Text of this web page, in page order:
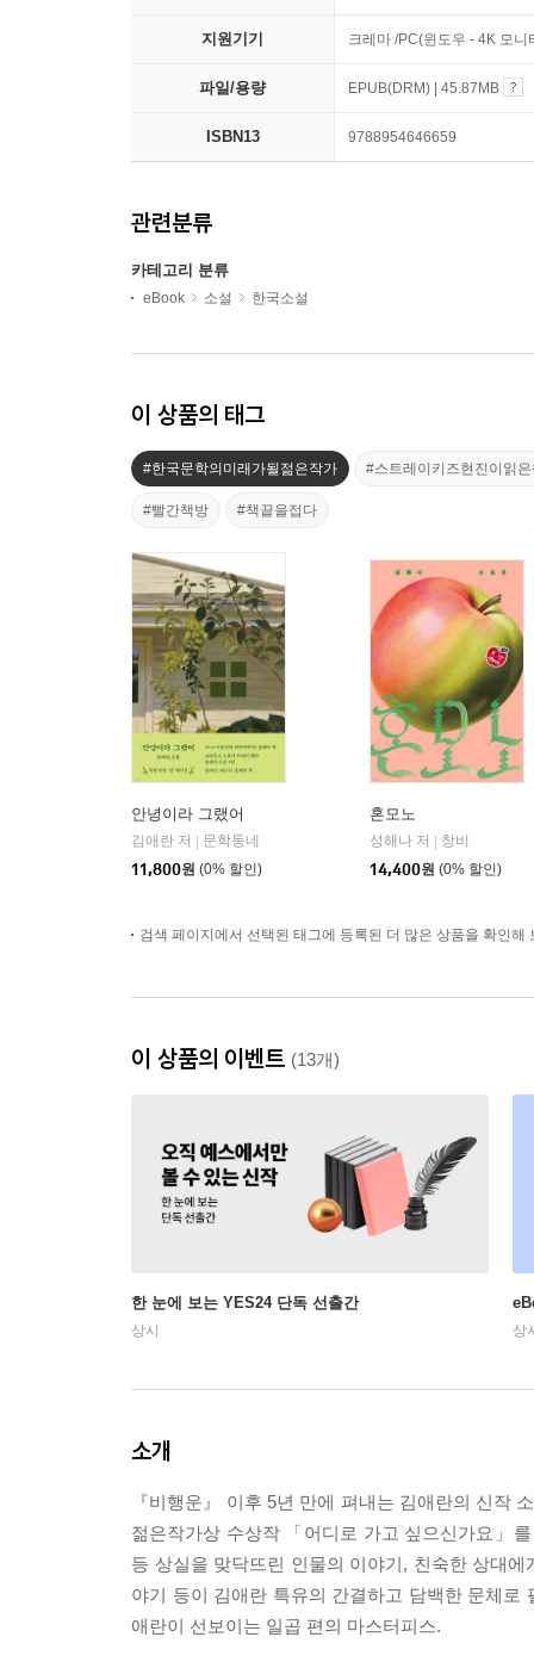
지원기기 크레마 /PC(윈도우 - 4K 모
파일/용량 EPUB(DRM) | 45.87MB
ISBN13 9788954646659
관련분류
카테고리 분류
eBook 소설 한국소설
이 상품의 태그
#한국문학의미래가될젊은작가 #스트레이키즈현진이읽
#빨간책방 #책끝을접다
안녕이라 그랬어
김애란 저 | 문학동네
11,800원 (0% 할인)
혼모노
성해나 저 | 창비
14,400원 (0% 할인)
검색 페이지에서 선택된 태그에 등록된 더 많은 상품을 확인해
이 상품의 이벤트 (13개)
한 눈에 보는 YES24 단독 선출간
상시 상
소개
『비행운』 이후 5년 만에 펴내는 김애란의 신작
젊은작가상 수상작 「어디로 가고 싶으신가요」
등 상실을 맞닥뜨린 인물의 이야기, 친숙한 상대
야기 등이 김애란 특유의 간결하고 담백한 문체
애란이 선보이는 일곱 편의 마스터피스.